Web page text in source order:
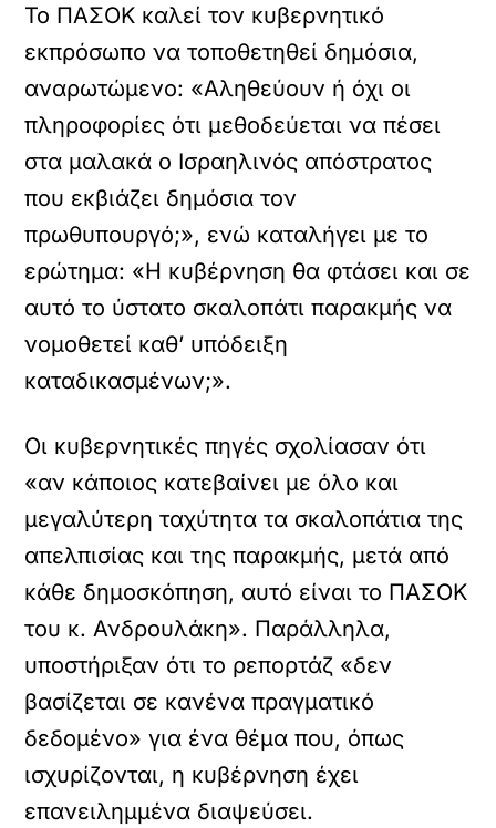
Το ΠΑΣΟΚ καλεί τον κυβερνητικό
εκπρόσωπο να τοποθετηθεί δημόσια,
αναρωτώμενο: «Αληθεύουν ή όχι οι
πληροφορίες ότι μεθοδεύεται να πέσει
στα μαλακά ο Ισραηλινός απόστρατος
που εκβιάζει δημόσια τον
πρωθυπουργό;», ενώ καταλήγει με το
ερώτημα: «Η κυβέρνηση θα φτάσει και σε
αυτό το ύστατο σκαλοπάτι παρακμής να
νομοθετεί καθ’ υπόδειξη
καταδικασμένων;».
Οι κυβερνητικές πηγές σχολίασαν ότι
«αν κάποιος κατεβαίνει με όλο και
μεγαλύτερη ταχύτητα τα σκαλοπάτια της
απελπισίας και της παρακμής, μετά από
κάθε δημοσκόπηση, αυτό είναι το ΠΑΣΟΚ
του κ. Ανδρουλάκη». Παράλληλα,
υποστήριξαν ότι το ρεπορτάζ «δεν
βασίζεται σε κανένα πραγματικό
δεδομένο» για ένα θέμα που, όπως
ισχυρίζονται, η κυβέρνηση έχει
επανειλημμένα διαψεύσει.